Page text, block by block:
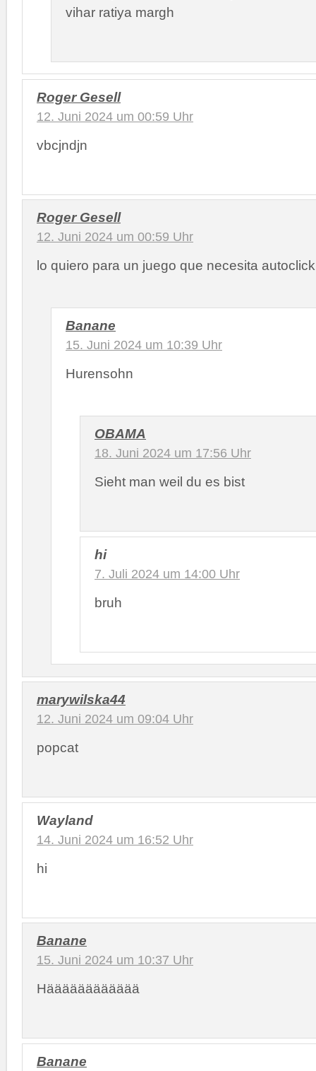
vihar ratiya margh
Roger Gesell
12. Juni 2024 um 00:59 Uhr
vbcjndjn
Roger Gesell
12. Juni 2024 um 00:59 Uhr
lo quiero para un juego que necesita autoclick
Banane
15. Juni 2024 um 10:39 Uhr
Hurensohn
OBAMA
18. Juni 2024 um 17:56 Uhr
Sieht man weil du es bist
hi
7. Juli 2024 um 14:00 Uhr
bruh
marywilska44
12. Juni 2024 um 09:04 Uhr
popcat
Wayland
14. Juni 2024 um 16:52 Uhr
hi
Banane
15. Juni 2024 um 10:37 Uhr
Hääääääääääää
Banane